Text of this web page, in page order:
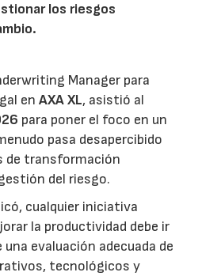
los riesgos
Manager para
enAXA XL, asistió al
para poner el foco en un
pasa desapercibido
de transformación
del riesgo.
cualquier iniciativa
la productividad debe ir
una evaluación adecuada de
tecnológicos y